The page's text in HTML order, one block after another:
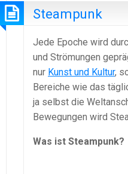
Steampunk
Jede Epoche wird
und Strömungen
nur Kunst und Kultur,
Bereiche wie das
ja selbst die
Bewegungen wird
Was ist Steampunk?